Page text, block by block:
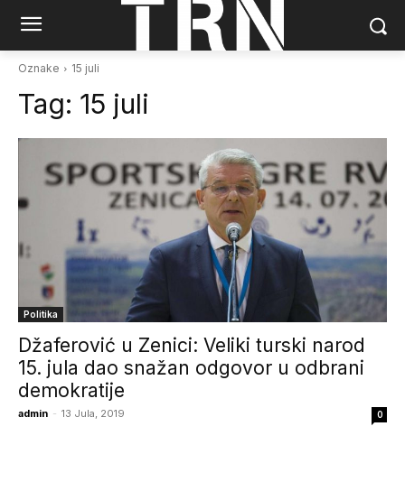
Oznake 15 juli
Tag: 15 juli
Politika
Džaferović u Zenici: Veliki turski narod
15. jula dao snažan odgovor u odbrani
demokratije
admin - 13 Jula, 2019 0